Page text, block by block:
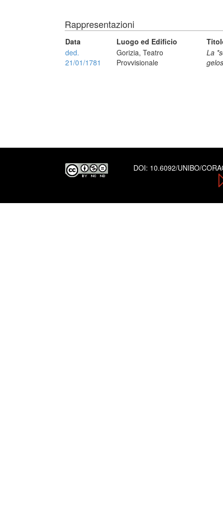
Rappresentazioni
Data Luogo ed Edificio
ded.
21/01/1781
Gorizia, Teatro
Provvisionale
La
DOI: 10.6092/UNIBO/